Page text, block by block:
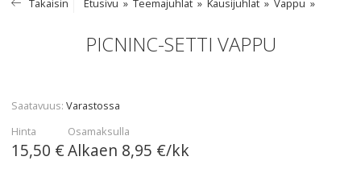
Takaisin Etusivu Teemajuhlat Kausijuhlat Vappu
PICNINC-SETTI VAPPU
Saatavuus Varastossa
Hinta
15,50 €
Osamaksulla
Alkaen 8,95 €/kk